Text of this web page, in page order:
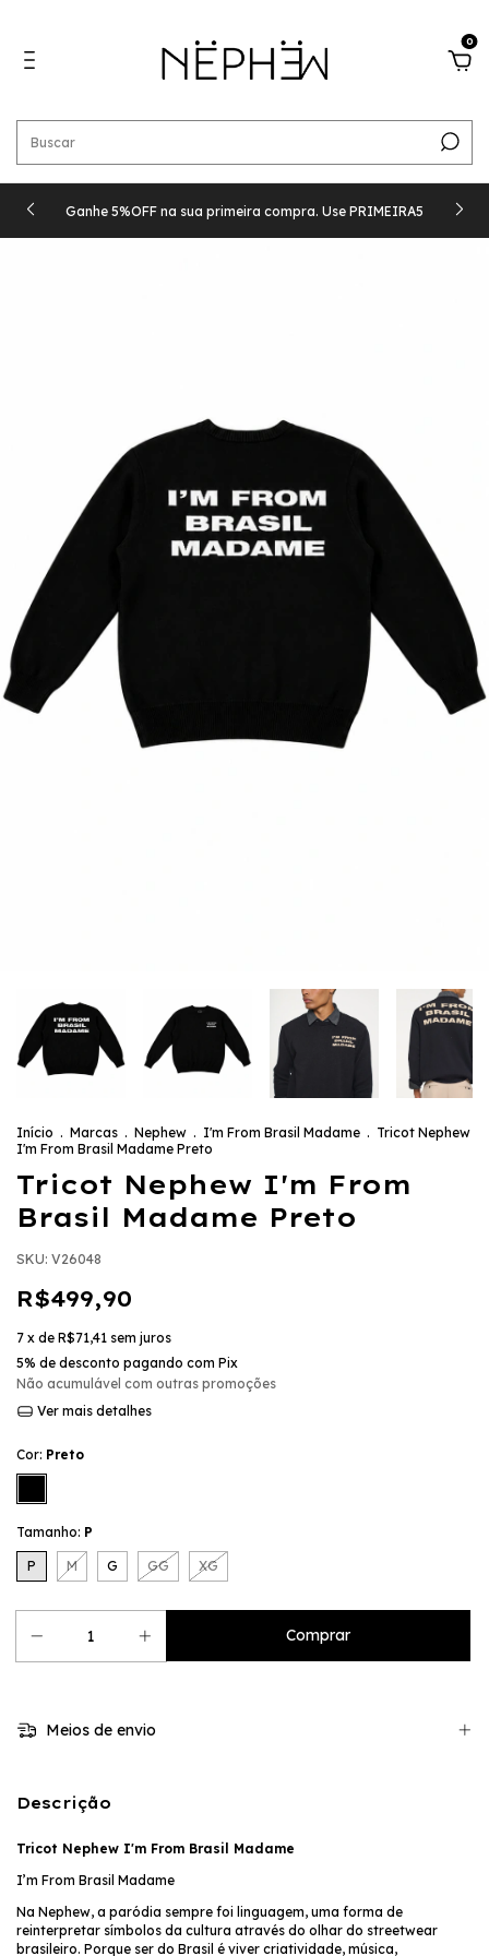
0
Ganhe 5%OFF na sua primeira compra. Use PRIMEIRA5
Início . Marcas . Nephew . I'm From Brasil Madame . Tricot Nephew
I'm From Brasil Madame Preto
Tricot Nephew I'm From
Brasil Madame Preto
SKU: V26048
R$499,90
7 x de R$71,41 sem juros
5% de desconto pagando com Pix
Não acumulável com outras promoções
Ver mais detalhes
Cor: Preto
Tamanho: P
P M G GG XG
Meios de envio
Descrição
Tricot Nephew I'm From Brasil Madame
I’m From Brasil Madame
Na Nephew, a paródia sempre foi linguagem, uma forma de
reinterpretar símbolos da cultura através do olhar do streetwear
brasileiro. Porque ser do Brasil é viver criatividade, música,